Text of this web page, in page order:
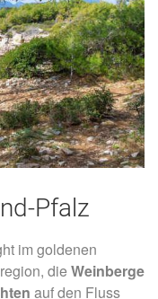
Pfalz
im goldenen
die Weinberge
auf den Fluss